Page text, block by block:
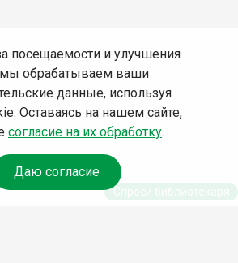
посещаемости и улучшения
мы обрабатываем ваши
данные, используя
Оставаясь на нашем сайте,
согласие на их обработку.
Даю согласие
Спроси библиотекаря